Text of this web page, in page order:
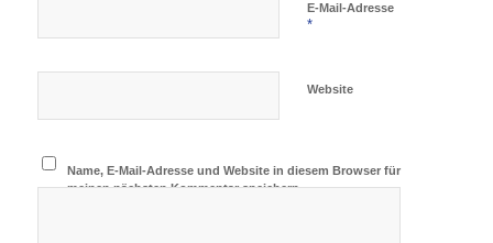
E-Mail-Adresse
*
Website
Name, E-Mail-Adresse und Website in diesem Browser für
meinen nächsten Kommentar speichern.